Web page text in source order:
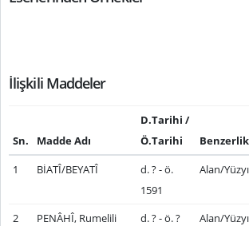
İlişkili Maddeler
Sn. Madde Adı
D.Tarihi /
Ö.Tarihi
Benzerlik
1
BİATÎ/BEYATÎ
d. ? - ö.
1591
Alan/
2
PENÂHÎ, Rumelili
d. ? - ö. ? Alan/